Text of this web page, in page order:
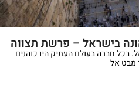
בישראל – פרשת תצווה
בכל חברה בעולם העתיק היו כוהנים
מבט אל